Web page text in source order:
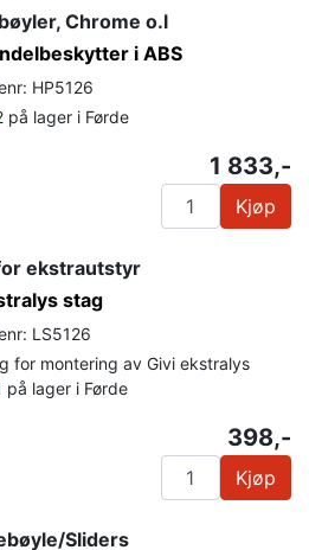
Chrome o.l
i ABS
HP5126
på lager i Førde
1 833,-
Kjøp
ekstrautstyr
stag
LS5126
for montering av Givi ekstralys
på lager i Førde
398,-
Kjøp
Sliders